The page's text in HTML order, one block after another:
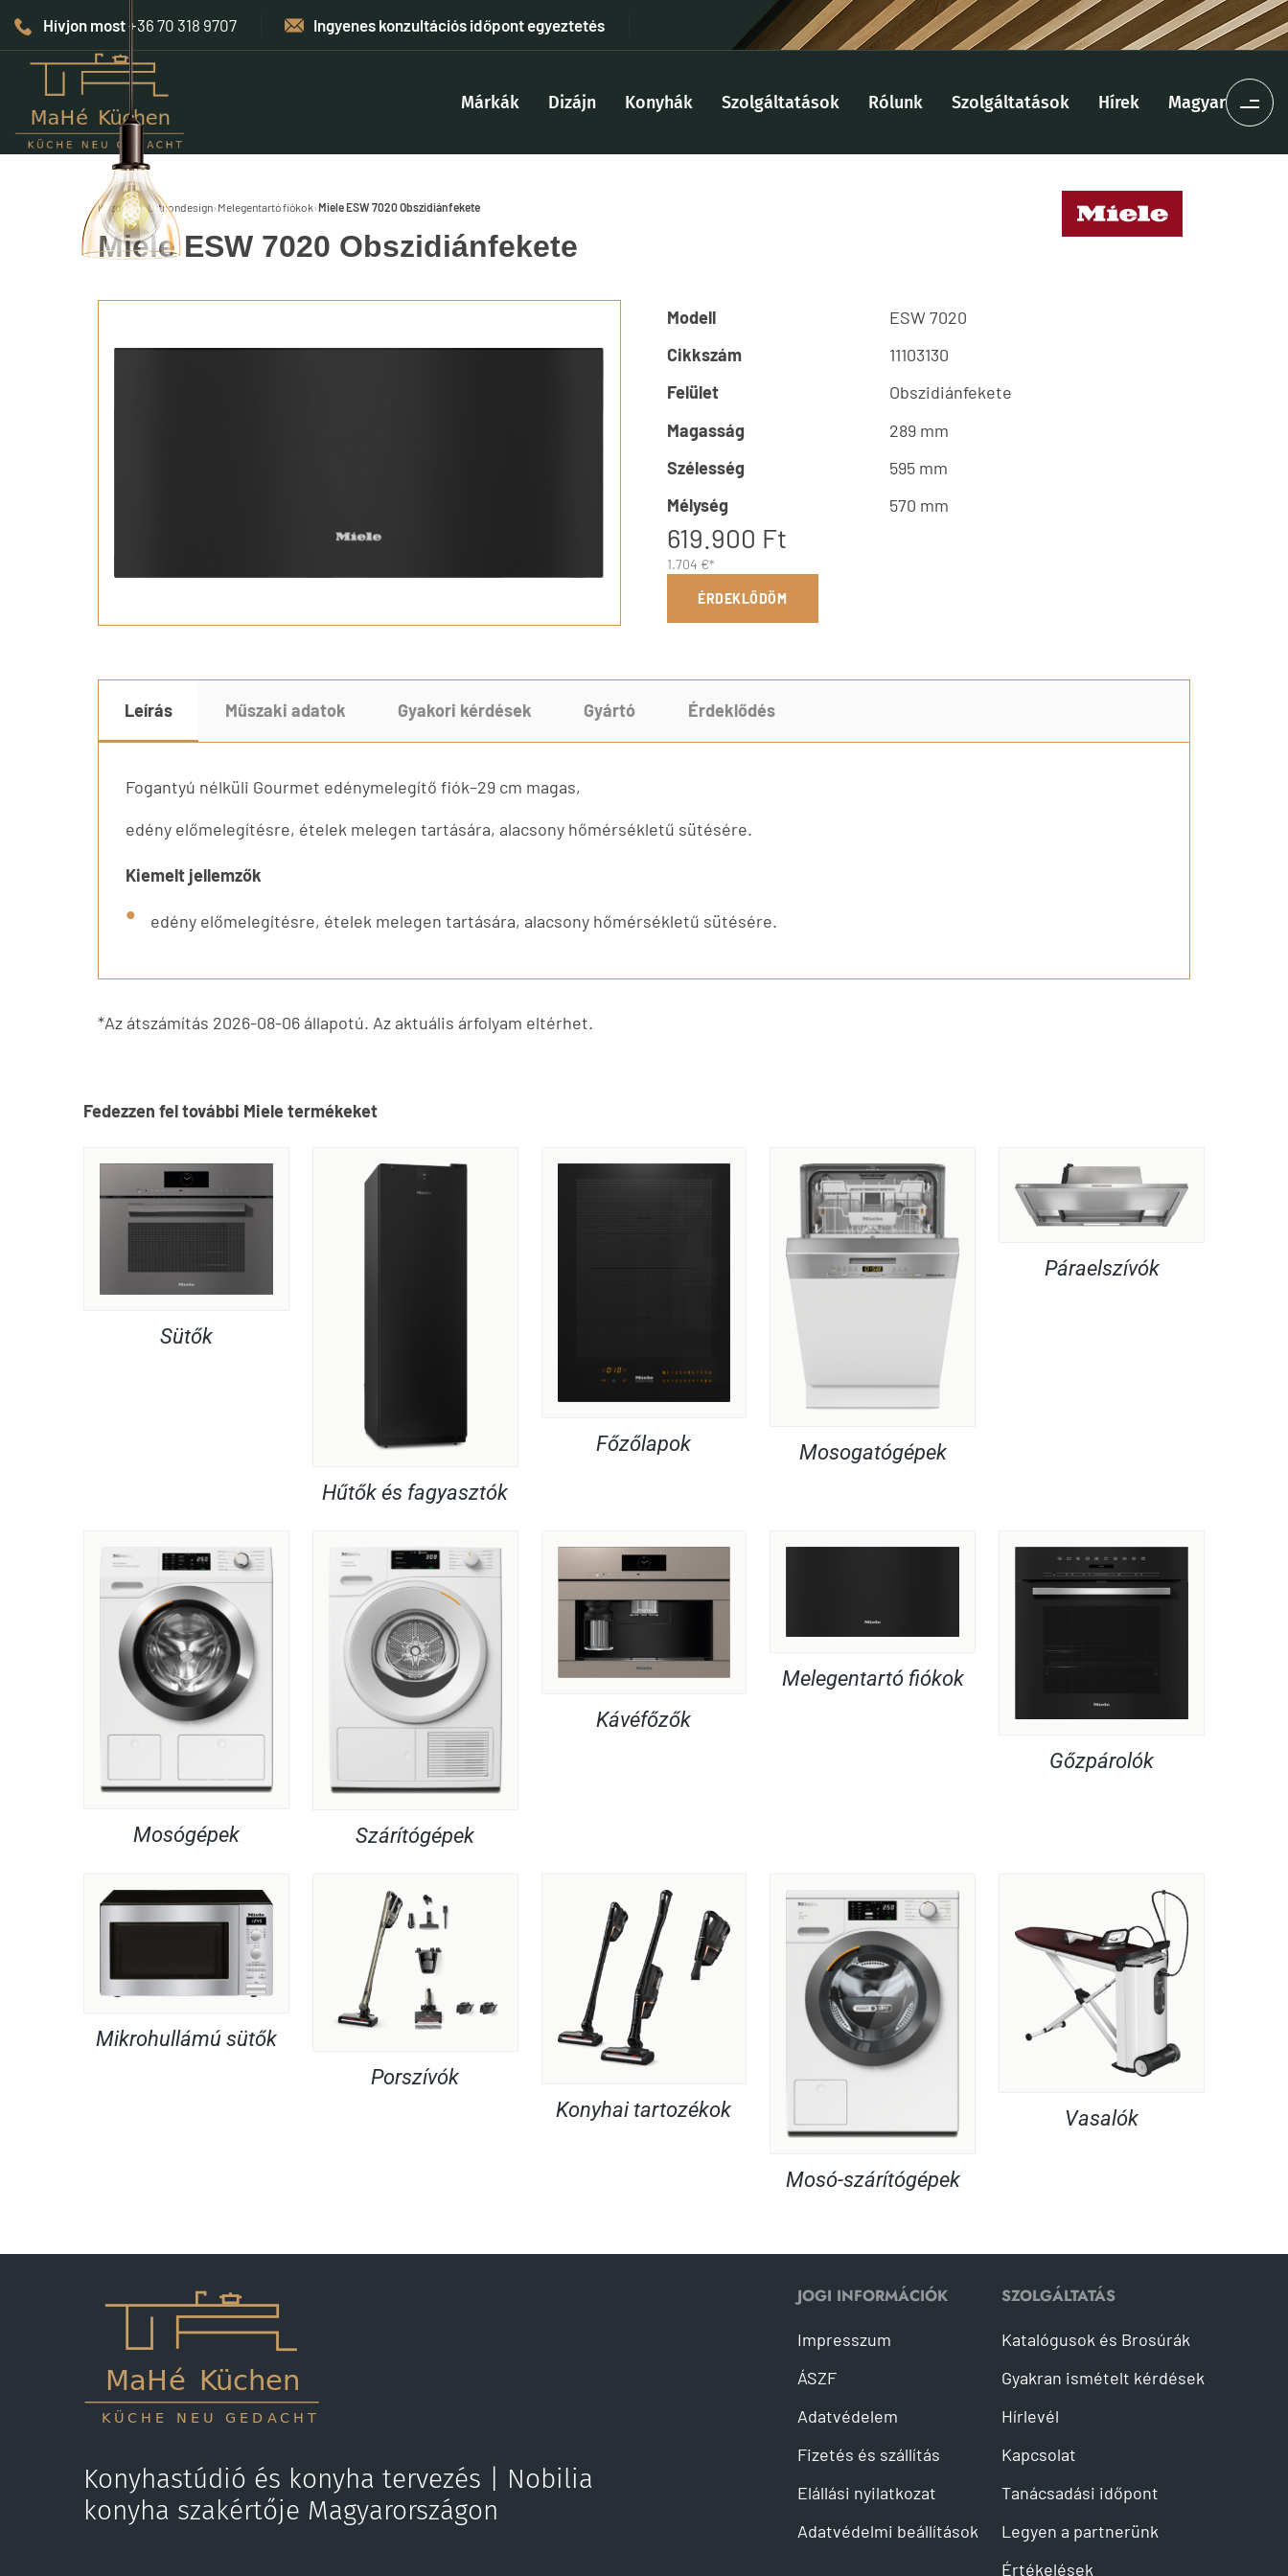
Hívjon most+36 70 318 9707 Ingyenes konzultációs időpont egyeztetés
Márkák Dizájn Konyhák Szolgáltatások Rólunk Szolgáltatások Hírek Magyar
Kezdőlap›Otthondesign› Melegentartó fiókok›Miele ESW 7020 Obszidiánfekete
Miele ESW 7020 Obszidiánfekete
Modell
ESW 7020
Cikkszám
11103130
Felület
Obszidiánfekete
Magasság
289 mm
Szélesség
595 mm
Mélység
570 mm
619.900 Ft
1.704 €*
ÉRDEKLŐDÖM
Leírás Műszaki adatok Gyakori kérdések Gyártó Érdeklődés
Fogantyú nélküli Gourmet edénymelegítő fiók–29 cm magas,
edény előmelegítésre, ételek melegen tartására, alacsony hőmérsékletű sütésére.
Kiemelt jellemzők
edény előmelegítésre, ételek melegen tartására, alacsony hőmérsékletű sütésére.
*Az átszámítás 2026-08-06 állapotú. Az aktuális árfolyam eltérhet.
Fedezzen fel további Miele termékeket
Sütők
Hűtők és fagyasztók
Főzőlapok Mosogatógépek
Páraelszívók
Mosógépek Szárítógépek
Kávéfőzők
Melegentartó fiókok
Gőzpárolók
Mikrohullámú sütők
Porszívók
Konyhai tartozékok
Mosó-szárítógépek
Vasalók
Konyhastúdió és konyha tervezés | Nobilia
konyha szakértője Magyarországon
JOGI INFORMÁCIÓK
Impresszum
ÁSZF
Adatvédelem
Fizetés és szállítás
Elállási nyilatkozat
Adatvédelmi beállítások
SZOLGÁLTATÁS
Katalógusok és Brosúrák
Gyakran ismételt kérdések
Hírlevél
Kapcsolat
Tanácsadási időpont
Legyen a partnerünk
Értékelések